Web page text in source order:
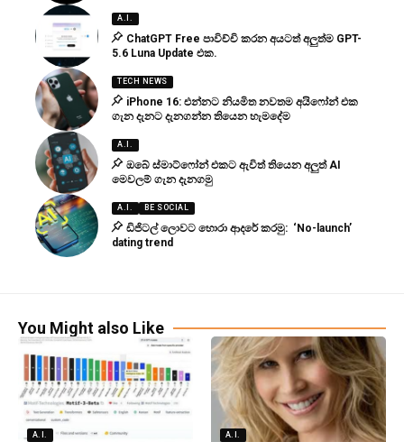
A.I.
ChatGPT Free පාවිච්චි කරන අයටත් අලුත්ම GPT-
5.6 Luna Update එක.
TECH NEWS
iPhone 16: එන්නට නියමිත නවතම අයිෆෝන් එක
ගැන දැනට දැනගන්න තියෙන හැමදේම
A.I.
ඔබේ ස්මාට්ෆෝන් එකට ඇවිත් තියෙන අලුත් AI
මෙවලම් ගැන දැනගමු
A.I. BE SOCIAL
ඩිජිටල් ලොවට හොරා ආදරේ කරමු: ‘No-launch’
dating trend
You Might also Like
A.I. A.I.